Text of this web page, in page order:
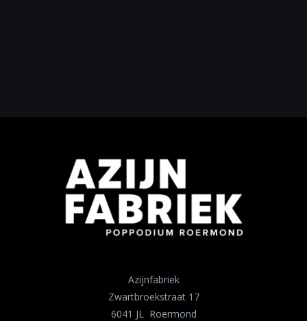
Azijnfabriek
Zwartbroekstraat 17
6041 JL Roermond